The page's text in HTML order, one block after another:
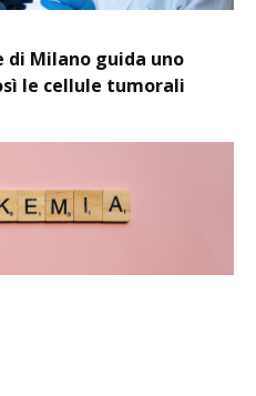
di Milano guida uno
le cellule tumorali